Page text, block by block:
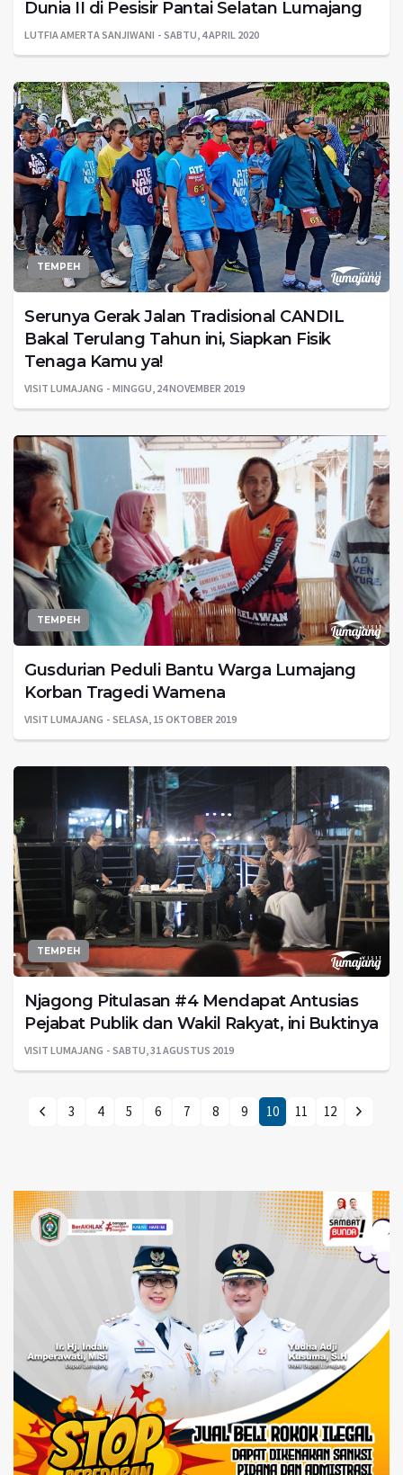
Dunia II di Pesisir Pantai Selatan Lumajang
LUTFIA AMERTA SANJIWANI SABTU, 4 APRIL 2020
TEMPEH
Serunya Gerak Jalan Tradisional CANDIL
Bakal Terulang Tahun ini, Siapkan Fisik
Tenaga Kamu ya!
VISIT LUMAJANG MINGGU, 24 NOVEMBER 2019
TEMPEH
Gusdurian Peduli Bantu Warga Lumajang
Korban Tragedi Wamena
VISIT LUMAJANG SELASA, 15 OKTOBER 2019
TEMPEH
Njagong Pitulasan #4 Mendapat Antusias
Pejabat Publik dan Wakil Rakyat, ini Buktinya
VISIT LUMAJANG SABTU, 31 AGUSTUS 2019
3 4 5 6 7 8 9 10 11 12